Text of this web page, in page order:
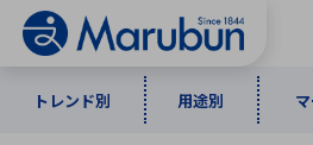
トレンド別 用途別